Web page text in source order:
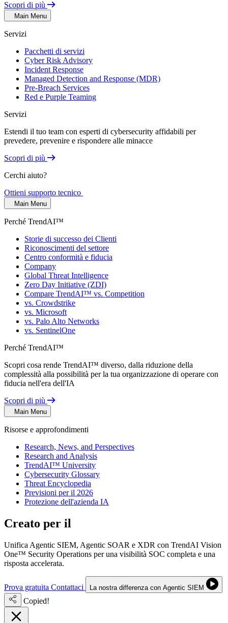
Scopri di più
Main Menu
Servizi
Pacchetti di servizi
Cyber Risk Advisory
Incident Response
Managed Detection and Response (MDR)
Pre-Breach Services
Red e Purple Teaming
Servizi
Estendi il tuo team con esperti di cybersecurity affidabili per
prevedere, prevenire e rispondere alle minacce
Scopri di più
Cerchi aiuto?
Ottieni supporto tecnico
Main Menu
Perché TrendAI™
Storie di successo dei Clienti
Riconoscimenti del settore
Centro conformità e fiducia
Company
Global Threat Intelligence
Zero Day Initiative (ZDI)
Compare TrendAI™ vs. Competition
vs. Crowdstrike
vs. Microsoft
vs. Palo Alto Networks
vs. SentinelOne
Perché TrendAI™
Scopri cosa rende TrendAI™ diverso, dalla riduzione della
complessità alla possibilità per la tua organizzazione di operare con
fiducia nell'era dell'IA
Scopri di più
Main Menu
Risorse e approfondimenti
Research, News, and Perspectives
Research and Analysis
TrendAI™ University
Cybersecurity Glossary
Threat Encyclopedia
Previsioni per il 2026
Protezione dell'azienda IA
Creato per il
Unifica Agentic SIEM, Agentic SOAR e XDR con TrendAI Vision
One™ Security Operations per una visibilità SOC completa e una
risposta accelerata.
Prova gratuita Contattaci La nostra differenza con Agentic SIEM
Copied!